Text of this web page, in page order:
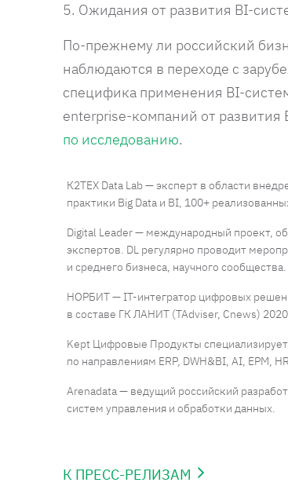
5. Ожидания от развития BI-
По-прежнему ли российский
наблюдаются в переходе с
специфика применения BI-
enterprise-компаний от развития
по исследованию.
К2ТЕХ Data Lab — эксперт в области
практики Big Data и BI, 100+
Digital Leader — международный проект,
экспертов. DL регулярно проводит
и среднего бизнеса, научного сообщества.
НОРБИТ — IT-интегратор цифровых
в составе ГК ЛАНИТ (TAdviser, Cnews)
Kept Цифровые Продукты
по направлениям ERP, DWH&BI, AI, EPM,
Arenadata — ведущий российский
систем управления и обработки данных.
К ПРЕСС-РЕЛИЗАМ